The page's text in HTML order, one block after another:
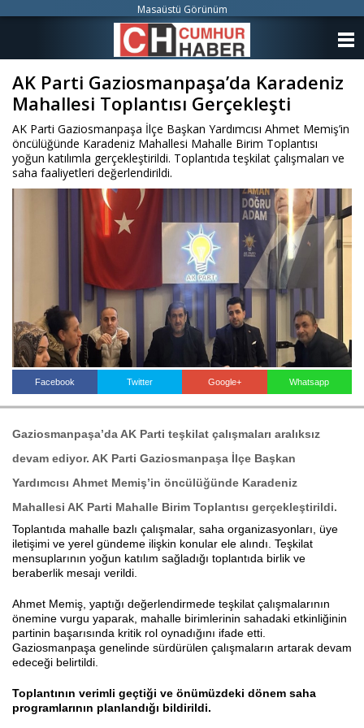
AK Parti Gaziosmanpaşa’da Karadeniz
Mahallesi Toplantısı Gerçekleşti
AK Parti Gaziosmanpaşa İlçe Başkan Yardımcısı Ahmet Memiş’in
öncülüğünde Karadeniz Mahallesi Mahalle Birim Toplantısı
yoğun katılımla gerçekleştirildi. Toplantıda teşkilat çalışmaları ve
saha faaliyetleri değerlendirildi.
Facebook Twitter Google+ Whatsapp
Gaziosmanpaşa’da AK Parti teşkilat çalışmaları aralıksız
devam ediyor. AK Parti Gaziosmanpaşa İlçe Başkan
Yardımcısı Ahmet Memiş’in öncülüğünde Karadeniz
Mahallesi AK Parti Mahalle Birim Toplantısı gerçekleştirildi.
Toplantıda mahalle bazlı çalışmalar, saha organizasyonları, üye
iletişimi ve yerel gündeme ilişkin konular ele alındı. Teşkilat
mensuplarının yoğun katılım sağladığı toplantıda birlik ve
beraberlik mesajı verildi.
Ahmet Memiş, yaptığı değerlendirmede teşkilat çalışmalarının
önemine vurgu yaparak, mahalle birimlerinin sahadaki etkinliğinin
partinin başarısında kritik rol oynadığını ifade etti.
Gaziosmanpaşa genelinde sürdürülen çalışmaların artarak devam
edeceği belirtildi.
Toplantının verimli geçtiği ve önümüzdeki dönem saha
programlarının planlandığı bildirildi.
Masaüstü Görünüm
KATEGORİLER
YAZARLAR
ANKETLER
FOTO GALERİ
VİDEO GALERİ
KÜNYE